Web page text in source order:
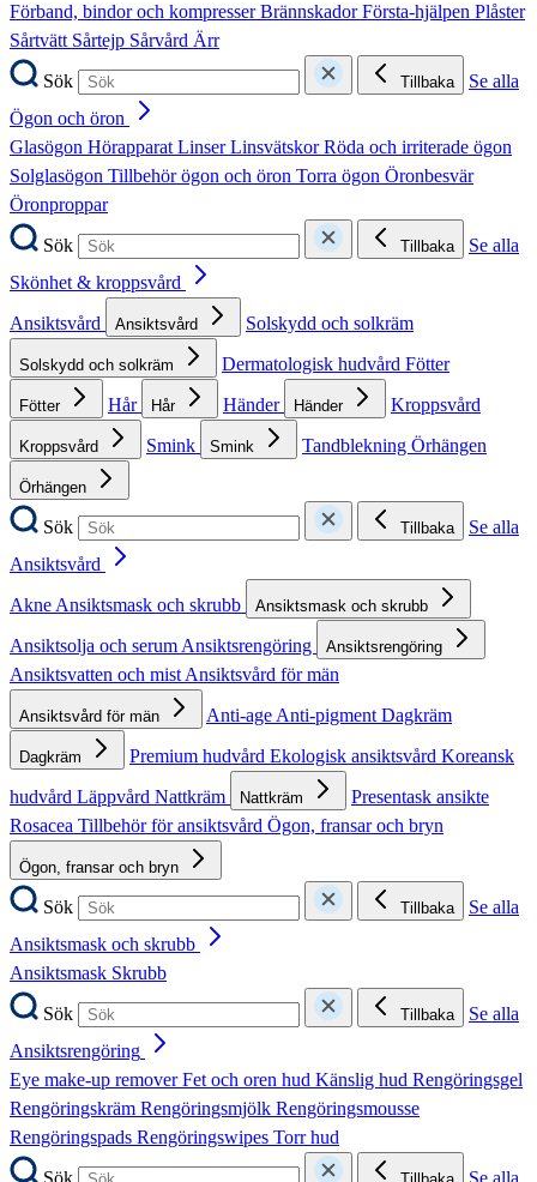
Förband, bindor och kompresserBrännskadorFörsta-hjälpen Plåster
Sårtvätt Sårtejp Sårvård Ärr
Sök
Tillbaka
Se alla
Ögon och öron
Glasögon HörapparatLinserLinsvätskorRöda och irriterade ögon
Solglasögon Tillbehör ögon och öron Torra ögon Öronbesvär
Öronproppar
Sök
Tillbaka
Se alla
Skönhet & kroppsvård
Ansiktsvård
Ansiktsvård Solskydd och solkräm
Solskydd och solkräm Dermatologisk hudvård Fötter
Fötter Hår Hår Händer Händer Kroppsvård
Kroppsvård Smink Smink Tandblekning Örhängen
Örhängen
Sök Tillbaka
Se alla
Ansiktsvård
AkneAnsiktsmask och skrubb Ansiktsmask och skrubb
Ansiktsolja och serumAnsiktsrengöring Ansiktsrengöring
Ansiktsvatten och mistAnsiktsvård för män
Ansiktsvård för män Anti-ageAnti-pigmentDagkräm
Dagkräm Premium hudvård Ekologisk ansiktsvård Koreansk
hudvård Läppvård Nattkräm Nattkräm
Presentask ansikte
Rosacea Tillbehör för ansiktsvård Ögon, fransar och bryn
Ögon, fransar och bryn
Sök Tillbaka
Se alla
Ansiktsmask och skrubb
Ansiktsmask Skrubb
Sök
Tillbaka
Se alla
Ansiktsrengöring
Eye make-up removerFet och oren hud Känslig hud Rengöringsgel
Rengöringskräm Rengöringsmjölk Rengöringsmousse
Rengöringspads Rengöringswipes Torr hud